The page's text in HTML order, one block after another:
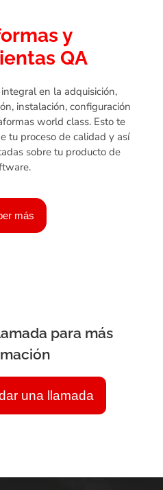
y
QA
en la adquisición,
instalación, configuración
world class. Esto te
tu proceso de calidad y así
sobre tu producto de
más
para más
una llamada